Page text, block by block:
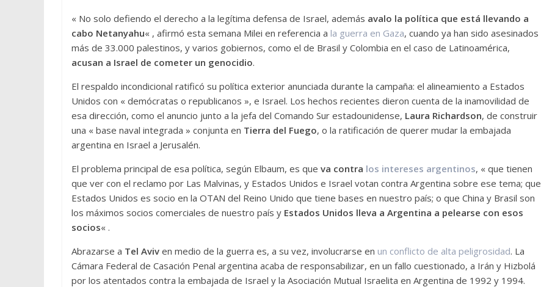
« No solo defiendo el derecho a la legítima defensa de Israel, además avalo la política que está llevando a
cabo Netanyahu« , afirmó esta semana Milei en referencia a la guerra en Gaza, cuando ya han sido asesinados
más de 33.000 palestinos, y varios gobiernos, como el de Brasil y Colombia en el caso de Latinoamérica,
acusan a Israel de cometer un genocidio.
El respaldo incondicional ratificó su política exterior anunciada durante la campaña: el alineamiento a Estados
Unidos con « demócratas o republicanos », e Israel. Los hechos recientes dieron cuenta de la inamovilidad de
esa dirección, como el anuncio junto a la jefa del Comando Sur estadounidense, Laura Richardson, de construir
una « base naval integrada » conjunta en Tierra del Fuego, o la ratificación de querer mudar la embajada
argentina en Israel a Jerusalén.
El problema principal de esa política, según Elbaum, es que va contra los intereses argentinos, « que tienen
que ver con el reclamo por Las Malvinas, y Estados Unidos e Israel votan contra Argentina sobre ese tema; que
Estados Unidos es socio en la OTAN del Reino Unido que tiene bases en nuestro país; o que China y Brasil son
los máximos socios comerciales de nuestro país y Estados Unidos lleva a Argentina a pelearse con esos
socios« .
Abrazarse a Tel Aviv en medio de la guerra es, a su vez, involucrarse en un conflicto de alta peligrosidad. La
Cámara Federal de Casación Penal argentina acaba de responsabilizar, en un fallo cuestionado, a Irán y Hizbolá
por los atentados contra la embajada de Israel y la Asociación Mutual Israelita en Argentina de 1992 y 1994.